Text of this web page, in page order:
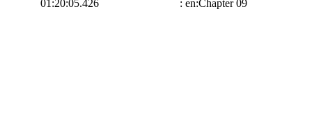
01:20:05.426 : en:Chapter 09